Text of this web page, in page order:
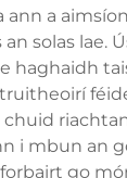
a
solas
haghaidh
i mbun an
go